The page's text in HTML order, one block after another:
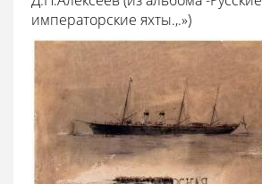
императорские яхты.,.»)